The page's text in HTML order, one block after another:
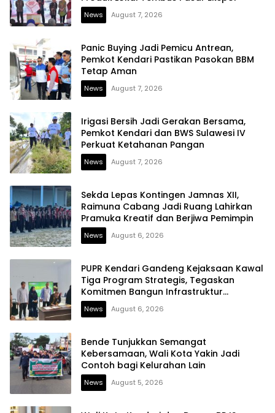
News August 7, 2026
Panic Buying Jadi Pemicu Antrean,
Pemkot Kendari Pastikan Pasokan BBM
Tetap Aman
News August 7, 2026
Irigasi Bersih Jadi Gerakan Bersama,
Pemkot Kendari dan BWS Sulawesi IV
Perkuat Ketahanan Pangan
News August 7, 2026
Sekda Lepas Kontingen Jamnas XII,
Raimuna Cabang Jadi Ruang Lahirkan
Pramuka Kreatif dan Berjiwa Pemimpin
News August 6, 2026
PUPR Kendari Gandeng Kejaksaan Kawal
Tiga Program Strategis, Tegaskan
Komitmen Bangun Infrastruktur
Berintegritas
News August 6, 2026
Bende Tunjukkan Semangat
Kebersamaan, Wali Kota Yakin Jadi
Contoh bagi Kelurahan Lain
News August 5, 2026